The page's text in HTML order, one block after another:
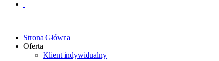
Strona Główna
Oferta
Klient indywidualny